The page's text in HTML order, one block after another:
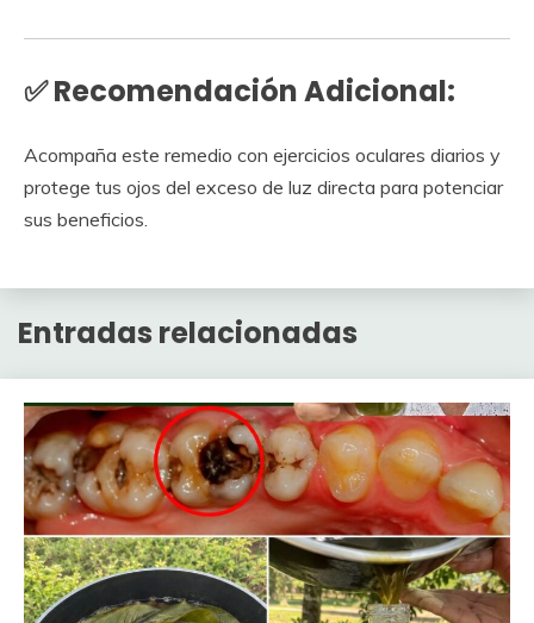
✅ Recomendación Adicional:
Acompaña este remedio con ejercicios oculares diarios y
protege tus ojos del exceso de luz directa para potenciar
sus beneficios.
Entradas relacionadas